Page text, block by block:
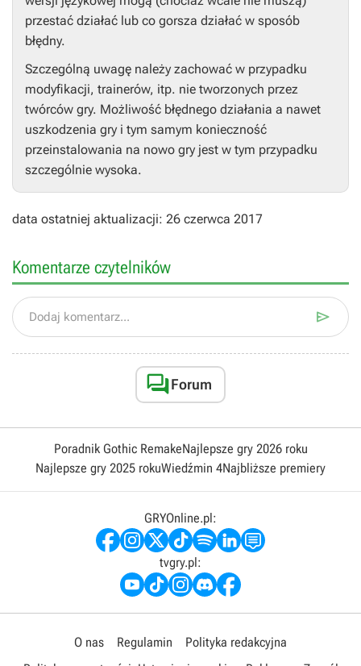
przestać działać lub co gorsza działać w sposób
błędny.
Szczególną uwagę należy zachować w przypadku
modyfikacji, trainerów, itp. nie tworzonych przez
twórców gry. Możliwość błędnego działania a nawet
uszkodzenia gry i tym samym konieczność
przeinstalowania na nowo gry jest w tym przypadku
szczególnie wysoka.
data ostatniej aktualizacji: 26 czerwca 2017
Komentarze czytelników
Dodaj komentarz... 
Forum
Poradnik Gothic RemakeNajlepsze gry 2026 roku
Najlepsze gry 2025 rokuWiedźmin 4Najbliższe premiery
GRYOnline.pl:
tvgry.pl:
O nas Regulamin
Polityka redakcyjna